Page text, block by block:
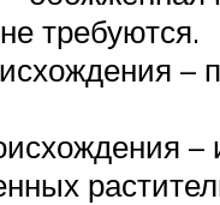
требуются.
–